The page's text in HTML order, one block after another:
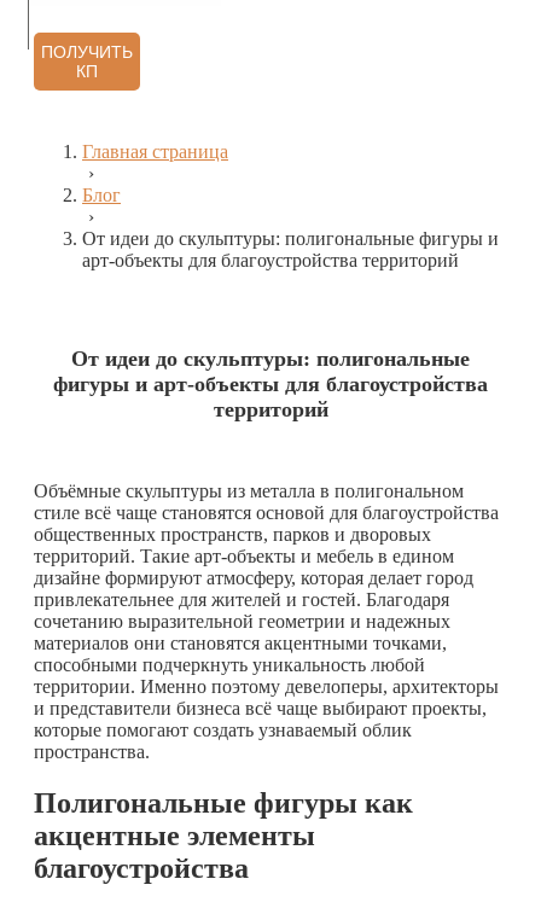
ПОЛУЧИТЬ
КП
Главная страница
›
Блог
›
От идеи до скульптуры: полигональные фигуры и
арт-объекты для благоустройства территорий
От идеи до скульптуры: полигональные
фигуры и арт-объекты для благоустройства
территорий
Объёмные скульптуры из металла в полигональном
стиле всё чаще становятся основой для благоустройства
общественных пространств, парков и дворовых
территорий. Такие арт-объекты и мебель в едином
дизайне формируют атмосферу, которая делает город
привлекательнее для жителей и гостей. Благодаря
сочетанию выразительной геометрии и надежных
материалов они становятся акцентными точками,
способными подчеркнуть уникальность любой
территории. Именно поэтому девелоперы, архитекторы
и представители бизнеса всё чаще выбирают проекты,
которые помогают создать узнаваемый облик
пространства.
Полигональные фигуры как
акцентные элементы
благоустройства